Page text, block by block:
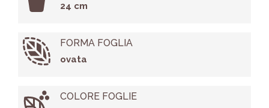
24 cm
FORMA FOGLIA
ovata
COLORE FOGLIE